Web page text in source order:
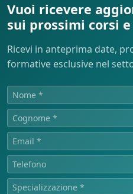
Vuoi ricevere
sui prossimi corsi
Ricevi in anteprima date,
formative esclusive nel